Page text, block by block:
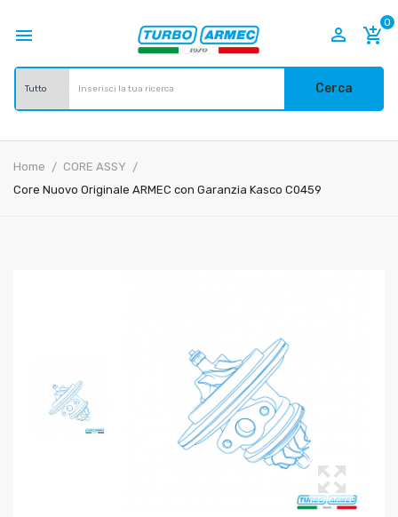
 add_shopping_cart
0

Cerca
Home
CORE ASSY
Core Nuovo Originale ARMEC con Garanzia Kasco C0459